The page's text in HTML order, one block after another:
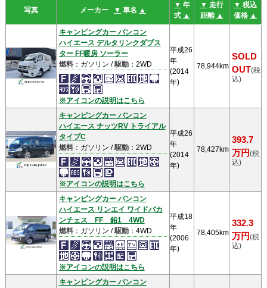
写真 メーカー ▼ 車名 ▲
▼ 年
式 ▲
▼ 走行
距離 ▲
▼ 税込
価格 ▲
キャンピングカー バンコン
ハイエース デルタリンクダブス
ター FF暖房 ソーラー
燃料：ガソリン /駆動：2WD
※アイコンの説明はこちら
平成26
年
(2014
年)
78,944km
SOLD
OUT(税
込)
キャンピングカー バンコン
ハイエース ナッツRV トライアル
タイプC
燃料：ガソリン /駆動：2WD
※アイコンの説明はこちら
平成26
年
(2014
年)
78,427km
393.7
万円(税
込)
キャンピングカー バンコン
ハイエース リンエイ ワイドバカ
ンチェス FF 鉛1 4WD
燃料：ガソリン /駆動：4WD
※アイコンの説明はこちら
平成18
年
(2006
年)
78,405km
332.3
万円(税
込)
キャンピングカー バンコン